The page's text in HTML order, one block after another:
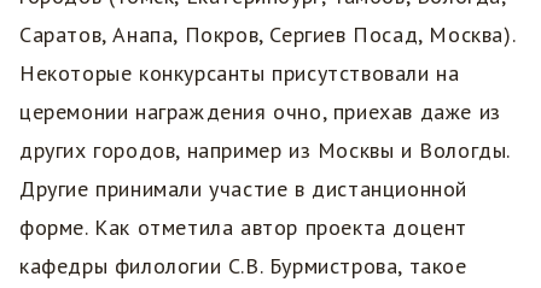
Саратов, Анапа, Покров, Сергиев Посад, Москва).
Некоторые конкурсанты присутствовали на
церемонии награждения очно, приехав даже из
других городов, например из Москвы и Вологды.
Другие принимали участие в дистанционной
форме. Как отметила автор проекта доцент
кафедры филологии С.В. Бурмистрова, такое